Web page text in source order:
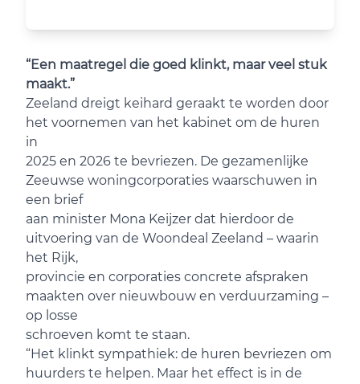
“Een maatregel die goed klinkt, maar veel stuk
maakt.”
Zeeland dreigt keihard geraakt te worden door
het voornemen van het kabinet om de huren
in
2025 en 2026 te bevriezen. De gezamenlijke
Zeeuwse woningcorporaties waarschuwen in
een brief
aan minister Mona Keijzer dat hierdoor de
uitvoering van de Woondeal Zeeland – waarin
het Rijk,
provincie en corporaties concrete afspraken
maakten over nieuwbouw en verduurzaming –
op losse
schroeven komt te staan.
“Het klinkt sympathiek: de huren bevriezen om
huurders te helpen. Maar het effect is in de